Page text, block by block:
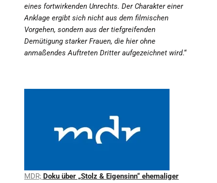
eines fortwirkenden Unrechts. Der Charakter einer
Anklage ergibt sich nicht aus dem filmischen
Vorgehen, sondern aus der tiefgreifenden
Demütigung starker Frauen, die hier ohne
anmaßendes Auftreten Dritter aufgezeichnet wird.“
MDR; Doku über „Stolz & Eigensinn“ ehemaliger